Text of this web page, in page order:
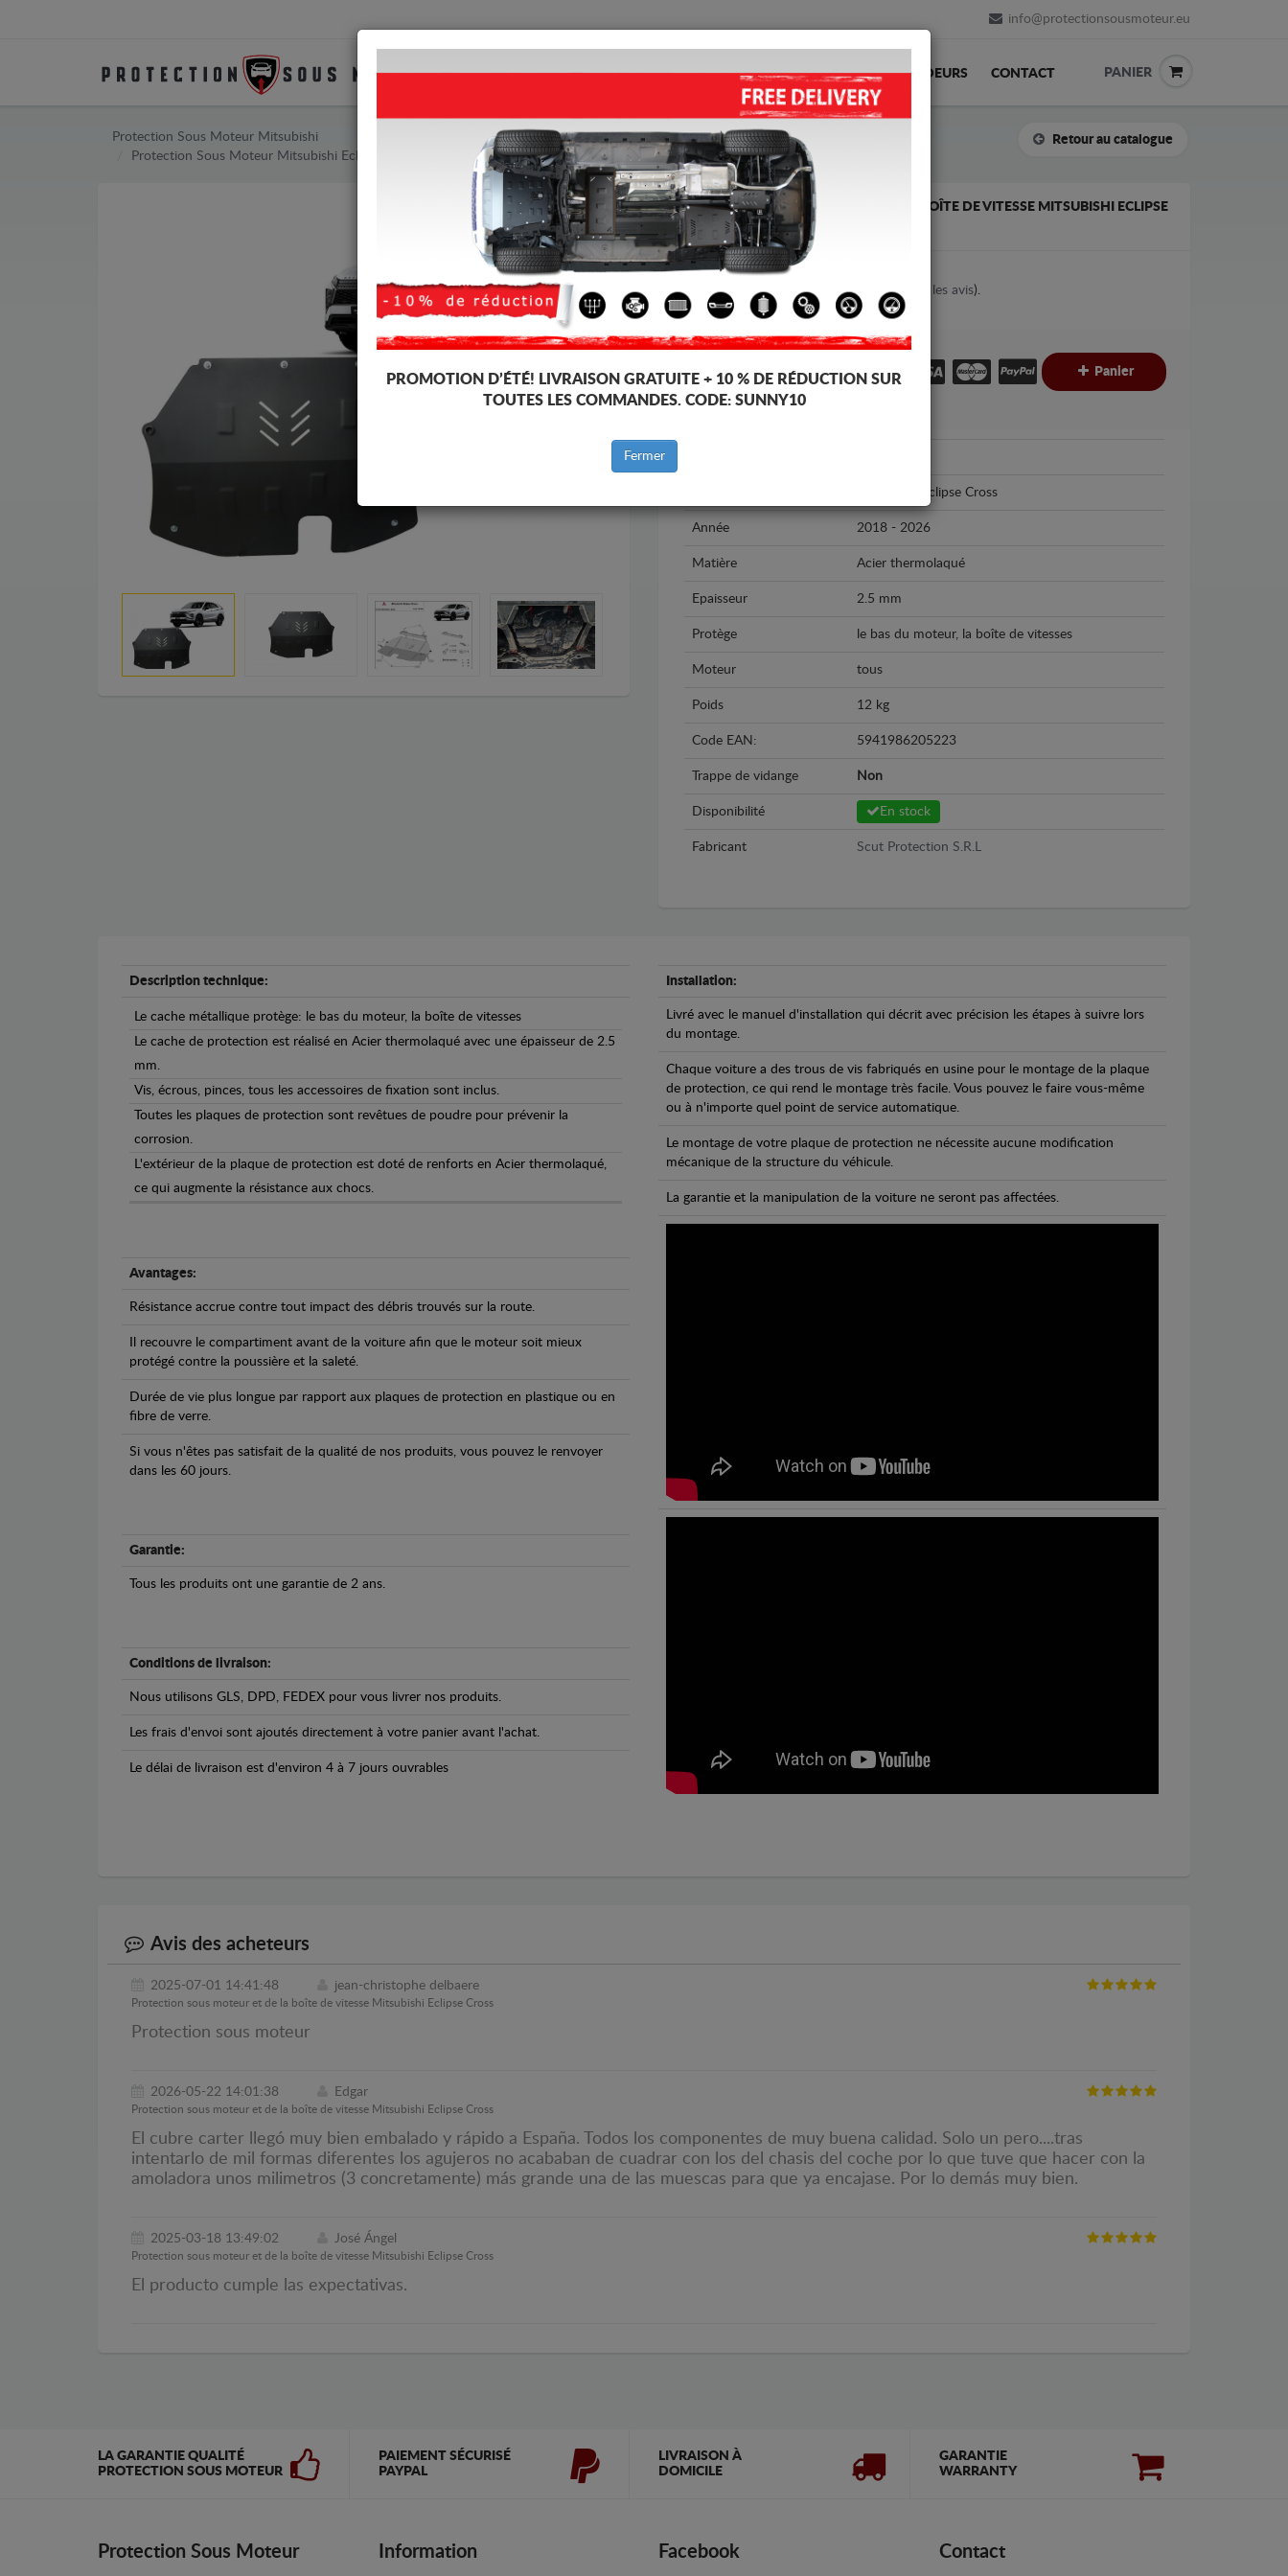
info@protectionsousmoteur.eu
PROTECTION ACCUEIL LIVRAISON AVIS REVENDEURS CONTACT PANIER
Protection Sous Moteur Mitsubishi
Protection Sous Moteur Mitsubishi Eclipse Cross
Retour au catalogue
PROTECTION SOUS MOTEUR ET DE LA BOÎTE DE VITESSE MITSUBISHI ECLIPSE
CROSS (2018-2026)
4.83 out of 5stars based on3 votes ( Voir les avis).
Code d'article: 15.094
182 €
169€ Panier
Mitsubishi Eclipse Cross
Année 2018 - 2026
Matière Acier thermolaqué
Epaisseur 2.5 mm
Protège le bas du moteur, la boîte de vitesses
Moteur tous
Poids 12 kg
Code EAN: 5941986205223
Trappe de vidange Non
Disponibilité En stock
Fabricant Scut Protection S.R.L
Description technique:
Le cache métallique protège: le bas du moteur, la boîte de vitesses
Le cache de protection est réalisé en Acier thermolaqué avec une épaisseur de 2.5
mm.
Vis, écrous, pinces, tous les accessoires de fixation sont inclus.
Toutes les plaques de protection sont revêtues de poudre pour prévenir la
corrosion.
L'extérieur de la plaque de protection est doté de renforts en Acier thermolaqué,
ce qui augmente la résistance aux chocs.
Avantages:
Résistance accrue contre tout impact des débris trouvés sur la route.
Il recouvre le compartiment avant de la voiture afin que le moteur soit mieux
protégé contre la poussière et la saleté.
Durée de vie plus longue par rapport aux plaques de protection en plastique ou en
fibre de verre.
Si vous n'êtes pas satisfait de la qualité de nos produits, vous pouvez le renvoyer
dans les 60 jours.
Garantie:
Tous les produits ont une garantie de 2 ans.
Conditions de livraison:
Nous utilisons GLS, DPD, FEDEX pour vous livrer nos produits.
Les frais d'envoi sont ajoutés directement à votre panier avant l'achat.
Le délai de livraison est d'environ 4 à 7 jours ouvrables
Installation:
Livré avec le manuel d'installation qui décrit avec précision les étapes à suivre lors
du montage.
Chaque voiture a des trous de vis fabriqués en usine pour le montage de la plaque
de protection, ce qui rend le montage très facile. Vous pouvez le faire vous-même
ou à n'importe quel point de service automatique.
Le montage de votre plaque de protection ne nécessite aucune modification
mécanique de la structure du véhicule.
La garantie et la manipulation de la voiture ne seront pas affectées.
Avis des acheteurs
2025-07-01 14:41:48 jean-christophe delbaere
Protection sous moteur et de la boîte de vitesse Mitsubishi Eclipse Cross
Protection sous moteur
2026-05-22 14:01:38 Edgar
Protection sous moteur et de la boîte de vitesse Mitsubishi Eclipse Cross
El cubre carter llegó muy bien embalado y rápido a España. Todos los componentes de muy buena calidad. Solo un pero....tras
intentarlo de mil formas diferentes los agujeros no acababan de cuadrar con los del chasis del coche por lo que tuve que hacer con la
amoladora unos milimetros (3 concretamente) más grande una de las muescas para que ya encajase. Por lo demás muy bien.
2025-03-18 13:49:02 José Ángel
Protection sous moteur et de la boîte de vitesse Mitsubishi Eclipse Cross
El producto cumple las expectativas.
LA GARANTIE QUALITÉ
PROTECTION SOUS MOTEUR
PAIEMENT SÉCURISÉ
PAYPAL
LIVRAISON À
DOMICILE
GARANTIE
WARRANTY
Protection Sous Moteur Information Facebook Contact
PROMOTION D’ÉTÉ! LIVRAISON GRATUITE + 10 % DE RÉDUCTION SUR
TOUTES LES COMMANDES. CODE: SUNNY10
Fermer